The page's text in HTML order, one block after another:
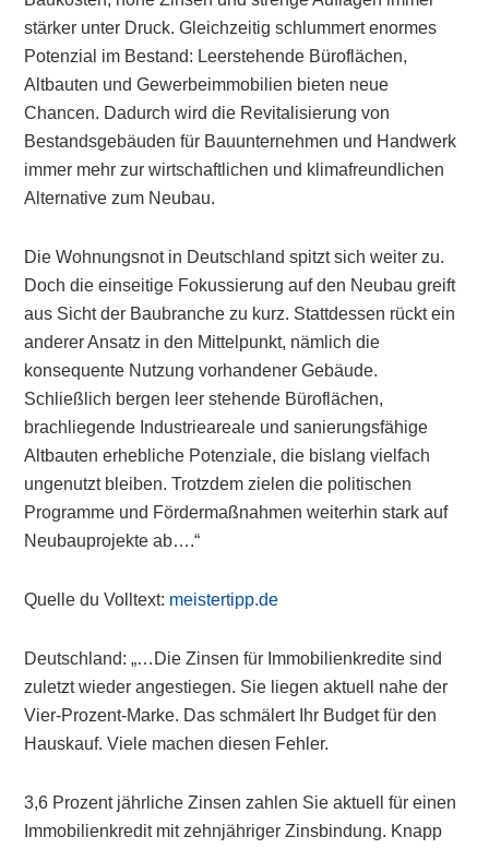
stärker unter Druck. Gleichzeitig schlummert enormes
Potenzial im Bestand: Leerstehende Büroflächen,
Altbauten und Gewerbeimmobilien bieten neue
Chancen. Dadurch wird die Revitalisierung von
Bestandsgebäuden für Bauunternehmen und Handwerk
immer mehr zur wirtschaftlichen und klimafreundlichen
Alternative zum Neubau.
Die Wohnungsnot in Deutschland spitzt sich weiter zu.
Doch die einseitige Fokussierung auf den Neubau greift
aus Sicht der Baubranche zu kurz. Stattdessen rückt ein
anderer Ansatz in den Mittelpunkt, nämlich die
konsequente Nutzung vorhandener Gebäude.
Schließlich bergen leer stehende Büroflächen,
brachliegende Industrieareale und sanierungsfähige
Altbauten erhebliche Potenziale, die bislang vielfach
ungenutzt bleiben. Trotzdem zielen die politischen
Programme und Fördermaßnahmen weiterhin stark auf
Neubauprojekte ab….“
Quelle du Volltext: meistertipp.de
Deutschland: „…Die Zinsen für Immobilienkredite sind
zuletzt wieder angestiegen. Sie liegen aktuell nahe der
Vier-Prozent-Marke. Das schmälert Ihr Budget für den
Hauskauf. Viele machen diesen Fehler.
3,6 Prozent jährliche Zinsen zahlen Sie aktuell für einen
Immobilienkredit mit zehnjähriger Zinsbindung. Knapp